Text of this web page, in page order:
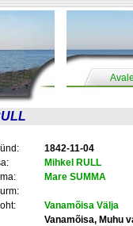
1842-11-04
Mihkel RULL
Mare SUMMA
Vanamõisa Välja
Vanamõisa, Muhu